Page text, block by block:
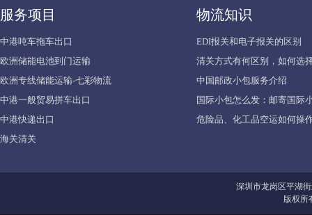
服务项目
中港吨车拖车出口
欧洲储能电池到门运输
欧洲专线储能运输-七彩物流
中港一般贸易拼车出口
中港快递出口
海关清关
物流知识
EDI报关和电子报关的区别
清关方式有何区别，如何选
中国邮政小包服务介绍
国际小包怎么发：邮寄国际
危险品、化工品空运如何操
深圳市龙岗区平湖
版权所